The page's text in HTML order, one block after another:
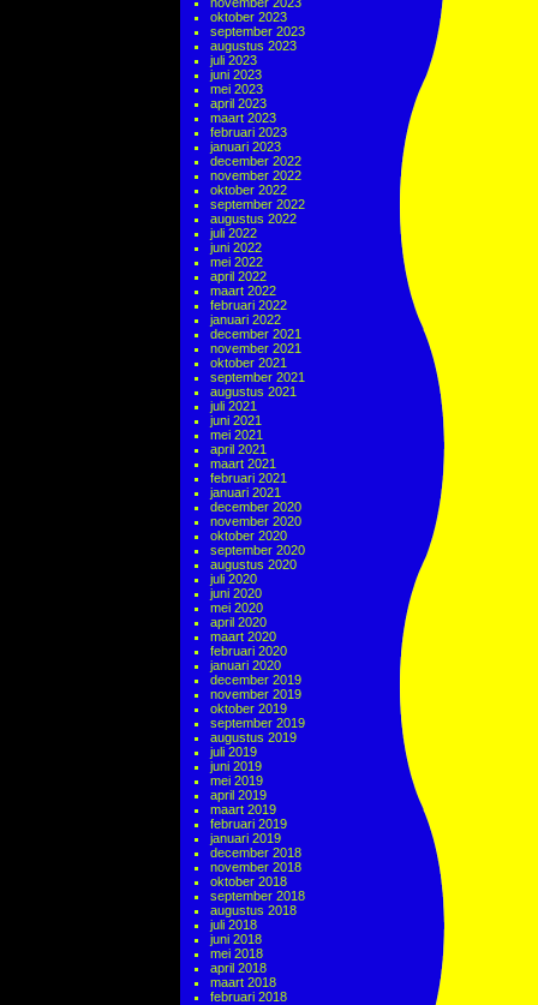
oktober 2023
september 2023
augustus 2023
juli 2023
juni 2023
mei 2023
april 2023
maart 2023
februari 2023
januari 2023
december 2022
november 2022
oktober 2022
september 2022
augustus 2022
juli 2022
juni 2022
mei 2022
april 2022
maart 2022
februari 2022
januari 2022
december 2021
november 2021
oktober 2021
september 2021
augustus 2021
juli 2021
juni 2021
mei 2021
april 2021
maart 2021
februari 2021
januari 2021
december 2020
november 2020
oktober 2020
september 2020
augustus 2020
juli 2020
juni 2020
mei 2020
april 2020
maart 2020
februari 2020
januari 2020
december 2019
november 2019
oktober 2019
september 2019
augustus 2019
juli 2019
juni 2019
mei 2019
april 2019
maart 2019
februari 2019
januari 2019
december 2018
november 2018
oktober 2018
september 2018
augustus 2018
juli 2018
juni 2018
mei 2018
april 2018
maart 2018
februari 2018